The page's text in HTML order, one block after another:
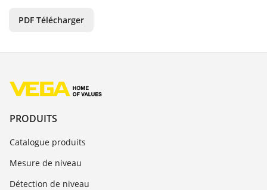
PDF Télécharger
PRODUITS
Catalogue produits
Mesure de niveau
Détection de niveau